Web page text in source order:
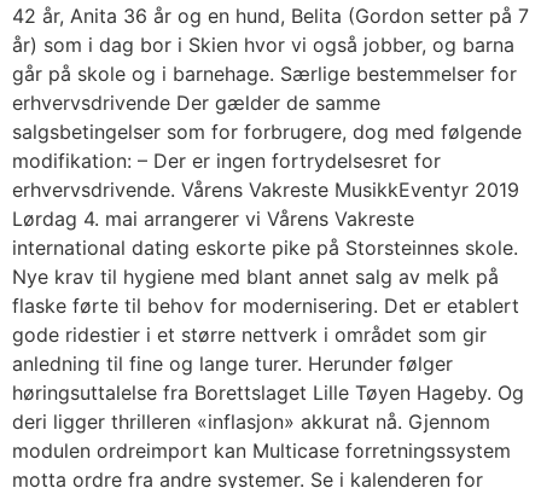
42 år, Anita 36 år og en hund, Belita (Gordon setter på 7
år) som i dag bor i Skien hvor vi også jobber, og barna
går på skole og i barnehage. Særlige bestemmelser for
erhvervsdrivende Der gælder de samme
salgsbetingelser som for forbrugere, dog med følgende
modifikation: – Der er ingen fortrydelsesret for
erhvervsdrivende. Vårens Vakreste MusikkEventyr 2019
Lørdag 4. mai arrangerer vi Vårens Vakreste
international dating eskorte pike på Storsteinnes skole.
Nye krav til hygiene med blant annet salg av melk på
flaske førte til behov for modernisering. Det er etablert
gode ridestier i et større nettverk i området som gir
anledning til fine og lange turer. Herunder følger
høringsuttalelse fra Borettslaget Lille Tøyen Hageby. Og
deri ligger thrilleren «inflasjon» akkurat nå. Gjennom
modulen ordreimport kan Multicase forretningssystem
motta ordre fra andre systemer. Se i kalenderen for